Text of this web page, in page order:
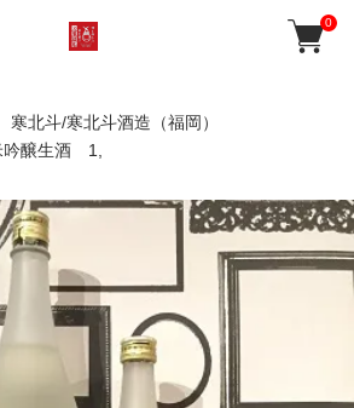
0
寒北斗/寒北斗酒造（福岡）
醸生酒 1,